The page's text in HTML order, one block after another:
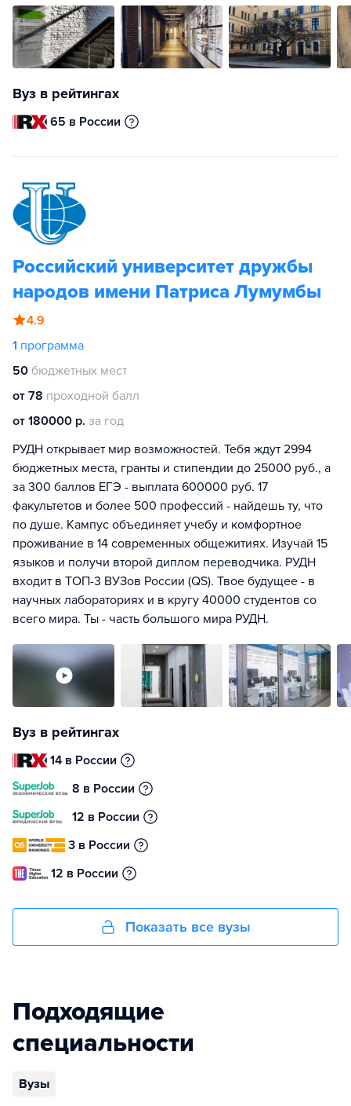
Вуз в рейтингах
65 в России
Российский университет дружбы
народов имени Патриса Лумумбы
4.9
1 программа
50 бюджетных мест
от 78 проходной балл
от 180000 р. за год
РУДН открывает мир возможностей. Тебя ждут 2994
бюджетных места, гранты и стипендии до 25000 руб., а
за 300 баллов ЕГЭ - выплата 600000 руб. 17
факультетов и более 500 профессий - найдешь ту, что
по душе. Кампус объединяет учебу и комфортное
проживание в 14 современных общежитиях. Изучай 15
языков и получи второй диплом переводчика. РУДН
входит в ТОП-3 ВУЗов России (QS). Твое будущее - в
научных лабораториях и в кругу 40000 студентов со
всего мира. Ты - часть большого мира РУДН.
Вуз в рейтингах
14 в России
8 в России
12 в России
3 в России
12 в России
Показать все вузы
Подходящие
специальности
Вузы